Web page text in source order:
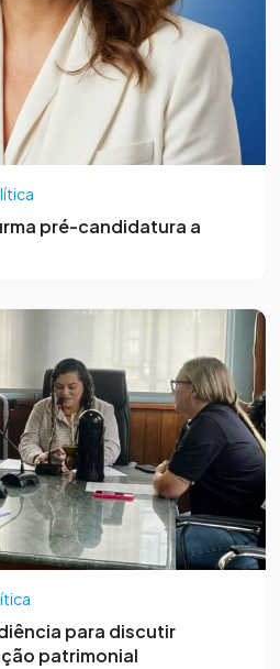
pré-candidatura a
para discutir
patrimonial